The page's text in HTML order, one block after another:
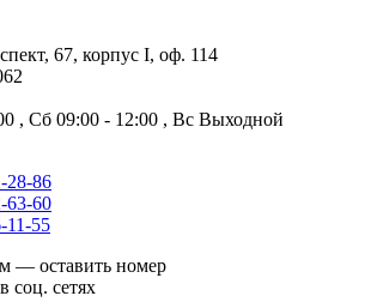
67, корпус I, оф. 114
, Сб 09:00 - 12:00 , Вс Выходной
28-86
63-60
11-55
— оставить номер
соц. сетях